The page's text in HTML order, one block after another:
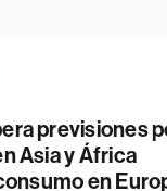
previsiones
Asia y África
en